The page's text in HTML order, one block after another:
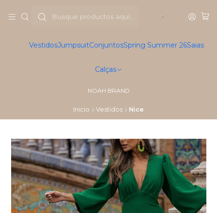
VestidosJumpsuitConjuntosSpring Summer 26Saias
Calças
NOAH BRAND
Inicio Vestidos Nice